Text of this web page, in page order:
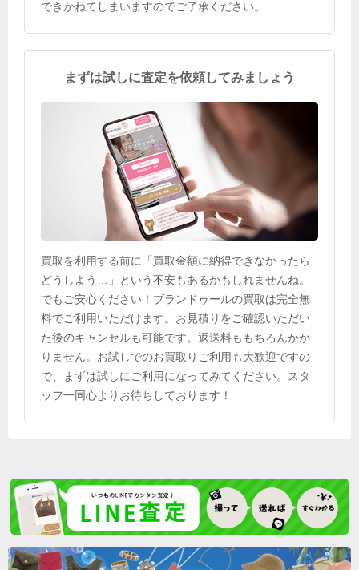
できかねてしまいますのでご了承ください。
まずは試しに査定を依頼してみましょう
買取を利用する前に「買取金額に納得できなかったら
どうしよう…」という不安もあるかもしれませんね。
でもご安心ください！ブランドゥールの買取は完全無
料でご利用いただけます。お見積りをご確認いただい
た後のキャンセルも可能です。返送料ももちろんかか
りません。お試しでのお買取りご利用も大歓迎ですの
で、まずは試しにご利用になってみてください。スタ
ッフ一同心よりお待ちしております！